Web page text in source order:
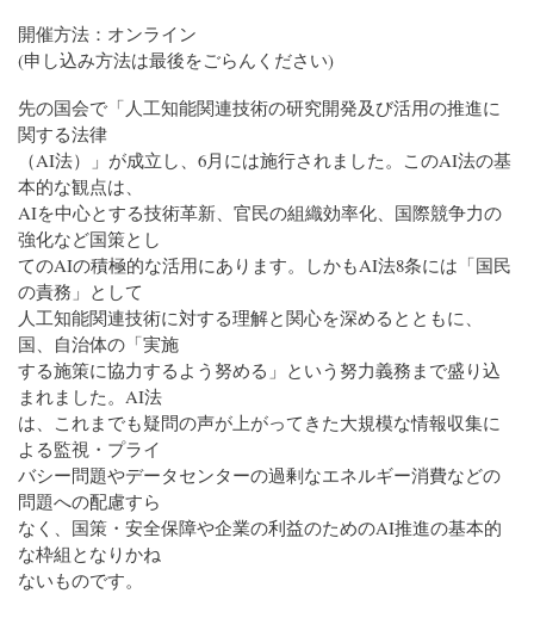
開催方法：オンライン
(申し込み方法は最後をごらんください)
先の国会で「人工知能関連技術の研究開発及び活用の推進に
関する法律
（AI法）」が成立し、6月には施行されました。このAI法の基
本的な観点は、
AIを中心とする技術革新、官民の組織効率化、国際競争力の
強化など国策とし
てのAIの積極的な活用にあります。しかもAI法8条には「国民
の責務」として
人工知能関連技術に対する理解と関心を深めるとともに、
国、自治体の「実施
する施策に協力するよう努める」という努力義務まで盛り込
まれました。AI法
は、これまでも疑問の声が上がってきた大規模な情報収集に
よる監視・プライ
バシー問題やデータセンターの過剰なエネルギー消費などの
問題への配慮すら
なく、国策・安全保障や企業の利益のためのAI推進の基本的
な枠組となりかね
ないものです。